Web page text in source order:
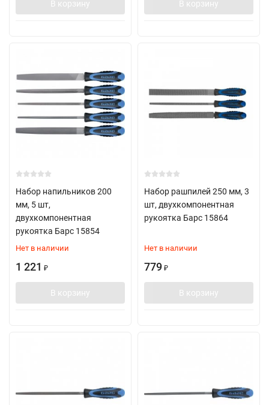
В корзину В корзину
Набор напильников 200
мм, 5 шт,
двухкомпонентная
рукоятка Барс 15854
Нет в наличии
1 221 ₽
В корзину
Набор рашпилей 250 мм, 3
шт, двухкомпонентная
рукоятка Барс 15864
Нет в наличии
779 ₽
В корзину